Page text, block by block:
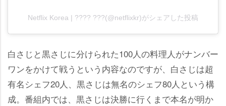
Netflix Korea | ???? ???(@netflixkr)がシェアした投稿
白さじと黒さじに分けられた100人の料理人がナンバー
ワンをかけて戦うという内容なのですが、白さじは超
有名シェフ20人、黒さじは無名のシェフ80人という構
成。番組内では、黒さじは決勝に行くまで本名が明か